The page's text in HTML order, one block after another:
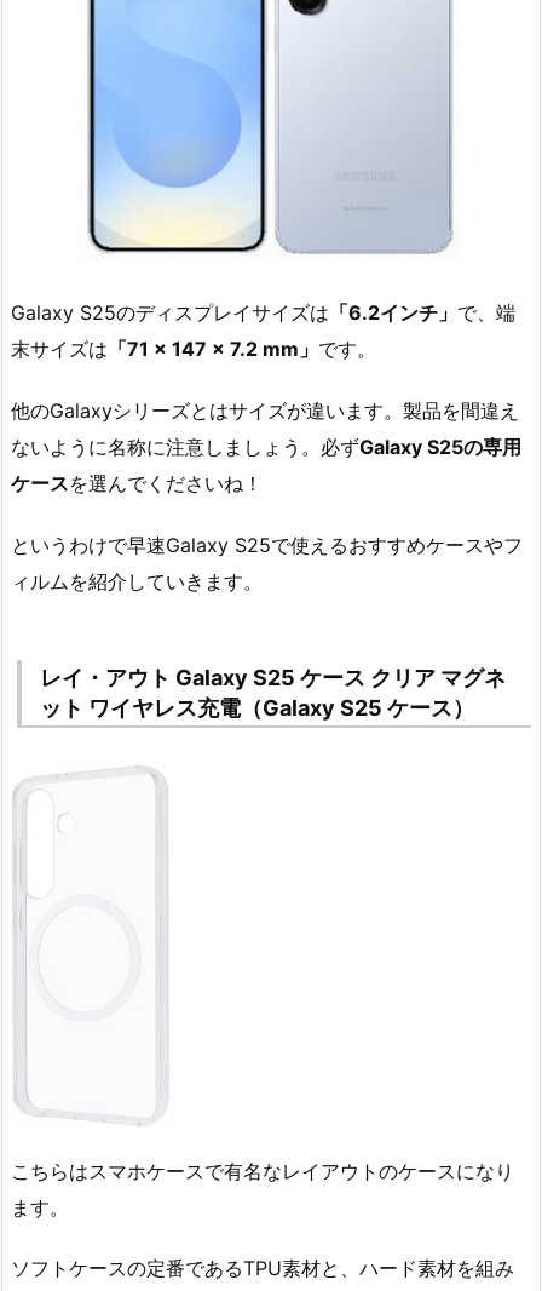
Galaxy S25のディスプレイサイズは 「6.2インチ」 で、端
末サイズは 「71 × 147 × 7.2 mm」 です。
他のGalaxyシリーズとはサイズが違います。製品を間違え
ないように名称に注意しましょう。必ずGalaxy S25の専用
ケースを選んでくださいね！
というわけで早速Galaxy S25で使えるおすすめケースやフ
ィルムを紹介していきます。
レイ・アウト Galaxy S25 ケース クリア マグネ
ット ワイヤレス充電（Galaxy S25 ケース）
こちらはスマホケースで有名なレイアウトのケースになり
ます。
ソフトケースの定番であるTPU素材と、ハード素材を組み